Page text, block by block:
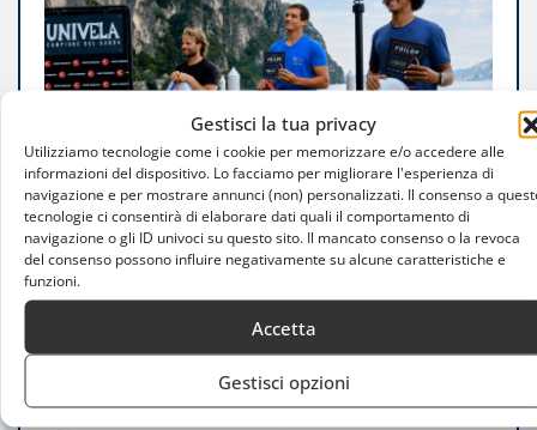
Gestisci la tua privacy
Utilizziamo tecnologie come i cookie per memorizzare e/o accedere alle
informazioni del dispositivo. Lo facciamo per migliorare l'esperienza di
navigazione e per mostrare annunci (non) personalizzati. Il consenso a
tecnologie ci consentirà di elaborare dati quali il comportamento di
navigazione o gli ID univoci su questo sito. Il mancato consenso o la revoca
del consenso possono influire negativamente su alcune caratteristiche e
funzioni.
Accetta
Gestisci opzioni
ATTUALITÀ
Lombardia Foil Grand Prix 2026,
Campione del Garda assegna i primi